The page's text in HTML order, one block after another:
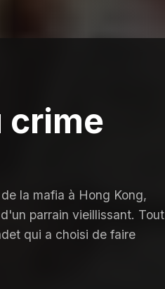
crime
la mafia à Hong Kong,
parrain vieillissant. Tout
qui a choisi de faire